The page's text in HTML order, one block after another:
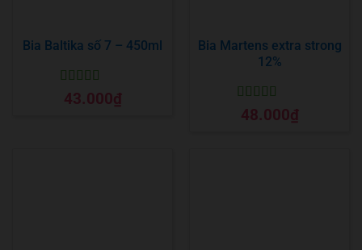
Bia Baltika số 7 – 450ml
Được xếp
hạng 5 5 sao
43.000₫
Bia Martens extra strong
12%
Được xếp
hạng 5 5 sao
48.000₫